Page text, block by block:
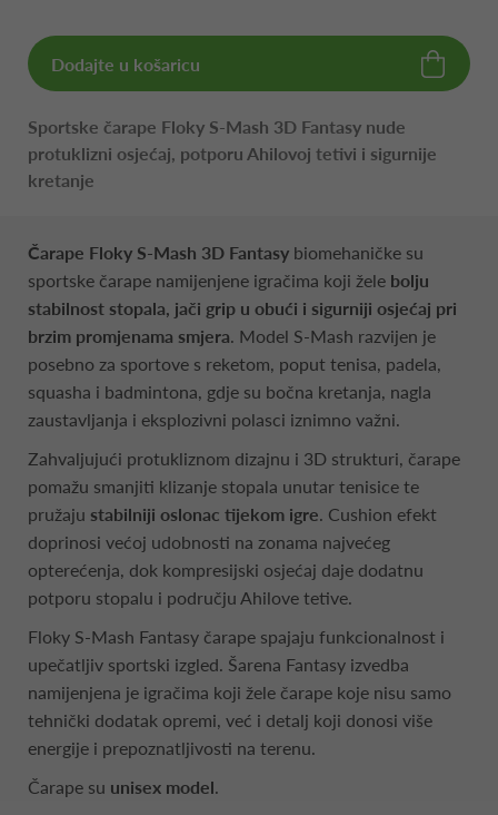
Dodajte u košaricu
Sportske čarape Floky S-Mash 3D Fantasy nude
protuklizni osjećaj, potporu Ahilovoj tetivi i sigurnije
kretanje
Čarape Floky S-Mash 3D Fantasy biomehaničke su
sportske čarape namijenjene igračima koji žele bolju
stabilnost stopala, jači grip u obući i sigurniji osjećaj pri
brzim promjenama smjera. Model S-Mash razvijen je
posebno za sportove s reketom, poput tenisa, padela,
squasha i badmintona, gdje su bočna kretanja, nagla
zaustavljanja i eksplozivni polasci iznimno važni.
Zahvaljujući protukliznom dizajnu i 3D strukturi, čarape
pomažu smanjiti klizanje stopala unutar tenisice te
pružaju stabilniji oslonac tijekom igre. Cushion efekt
doprinosi većoj udobnosti na zonama najvećeg
opterećenja, dok kompresijski osjećaj daje dodatnu
potporu stopalu i području Ahilove tetive.
Floky S-Mash Fantasy čarape spajaju funkcionalnost i
upečatljiv sportski izgled. Šarena Fantasy izvedba
namijenjena je igračima koji žele čarape koje nisu samo
tehnički dodatak opremi, već i detalj koji donosi više
energije i prepoznatljivosti na terenu.
Čarape su unisex model.